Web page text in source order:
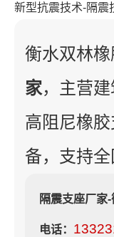
新型抗震技术-隔震
衡水双林
家，主营
高阻尼橡
备，支持全
隔震支座厂家
电话：